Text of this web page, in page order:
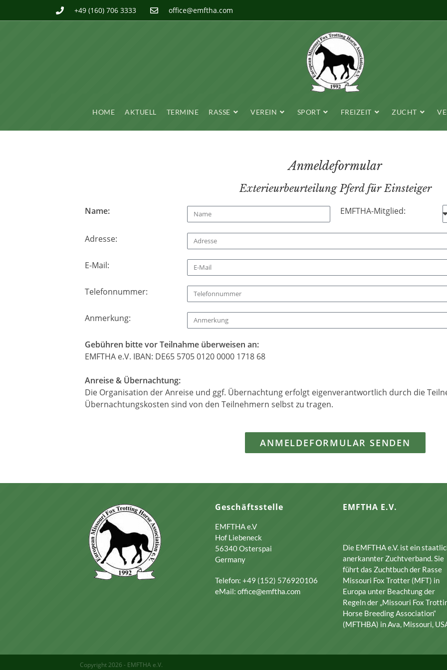
+49 (160) 706 3333 office@emftha.com
HOME AKTUELL TERMINE RASSE VEREIN SPORT FREIZEIT ZUCHT
Anmeldeformular
Exterieurbeurteilung Pferd für Einsteiger
Name: EMFTHA-Mitglied:
Adresse:
E-Mail:
Telefonnummer:
Anmerkung:
Gebühren bitte vor Teilnahme überweisen an:
EMFTHA e.V. IBAN: DE65 5705 0120 0000 1718 68
Anreise & Übernachtung:
Die Organisation der Anreise und ggf. Übernachtung erfolgt eigenverantwortlich durch die
Übernachtungskosten sind von den Teilnehmern selbst zu tragen.
ANMELDEFORMULAR SENDEN
Geschäftsstelle
EMFTHA e.V
Hof Liebeneck
56340 Osterspai
Germany
Telefon: +49 (152) 576920106
eMail: office@emftha.com
EMFTHA E.V.
Die EMFTHA e.V. ist ein
anerkannter Zuchtverband. Sie
führt das Zuchtbuch der Rasse
Missouri Fox Trotter (MFT) in
Europa unter Beachtung der
Regeln der „Missouri Fox
Horse Breeding Association“
(MFTHBA) in Ava, Missouri,
Copyright 2026 - EMFTHA e.V.